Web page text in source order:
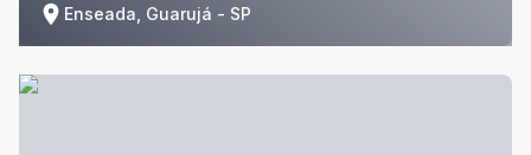
Enseada, Guarujá - SP